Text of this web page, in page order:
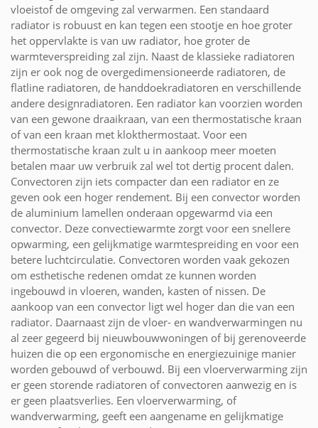
vloeistof de omgeving zal verwarmen. Een standaard
radiator is robuust en kan tegen een stootje en hoe groter
het oppervlakte is van uw radiator, hoe groter de
warmteverspreiding zal zijn. Naast de klassieke radiatoren
zijn er ook nog de overgedimensioneerde radiatoren, de
flatline radiatoren, de handdoekradiatoren en verschillende
andere designradiatoren. Een radiator kan voorzien worden
van een gewone draaikraan, van een thermostatische kraan
of van een kraan met klokthermostaat. Voor een
thermostatische kraan zult u in aankoop meer moeten
betalen maar uw verbruik zal wel tot dertig procent dalen.
Convectoren zijn iets compacter dan een radiator en ze
geven ook een hoger rendement. Bij een convector worden
de aluminium lamellen onderaan opgewarmd via een
convector. Deze convectiewarmte zorgt voor een snellere
opwarming, een gelijkmatige warmtespreiding en voor een
betere luchtcirculatie. Convectoren worden vaak gekozen
om esthetische redenen omdat ze kunnen worden
ingebouwd in vloeren, wanden, kasten of nissen. De
aankoop van een convector ligt wel hoger dan die van een
radiator. Daarnaast zijn de vloer- en wandverwarmingen nu
al zeer gegeerd bij nieuwbouwwoningen of bij gerenoveerde
huizen die op een ergonomische en energiezuinige manier
worden gebouwd of verbouwd. Bij een vloerverwarming zijn
er geen storende radiatoren of convectoren aanwezig en is
er geen plaatsverlies. Een vloerverwarming, of
wandverwarming, geeft een aangename en gelijkmatige